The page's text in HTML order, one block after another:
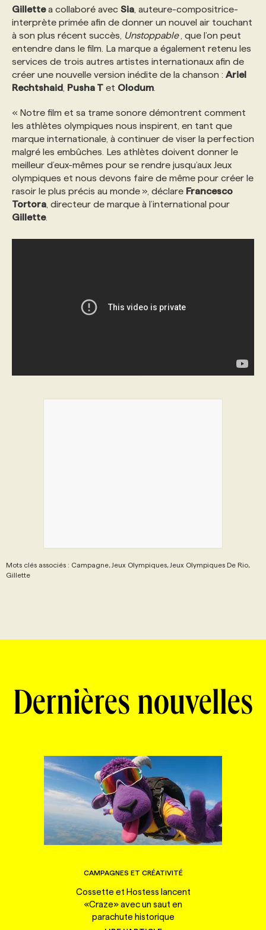
Gillettea collaboré avec Sia , auteure-compositrice-
interprète primée afin de donner un nouvel air touchant
à son plus récent succès, Unstoppable, que l’on peut
entendre dans le film. La marque a également retenu les
services de trois autres artistes internationaux afin de
créer une nouvelle version inédite de la chanson : Ariel
Rechtshaid Pusha T et Olodum
« Notre film et sa trame sonore démontrent comment
les athlètes olympiques nous inspirent, en tant que
marque internationale, à continuer de viser la perfection
malgré les embûches. Les athlètes doivent donner le
meilleur d’eux-mêmes pour se rendre jusqu’aux Jeux
olympiques et nous devons faire de même pour créer le
rasoir le plus précis au monde », déclare Francesco
Tortora , directeur de marque à l’international pour
Gillette.
Mots clés associés : Campagne, Jeux Olympiques, Jeux Olympiques De Rio,
Gillette
Dernières nouvelles
CAMPAGNES ET CRÉATIVITÉ
Cossette et Hostess lancent
«Craze» avec un saut en
parachute historique